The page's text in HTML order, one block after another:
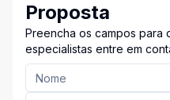
Proposta
Preencha os campos para
especialistas entre em